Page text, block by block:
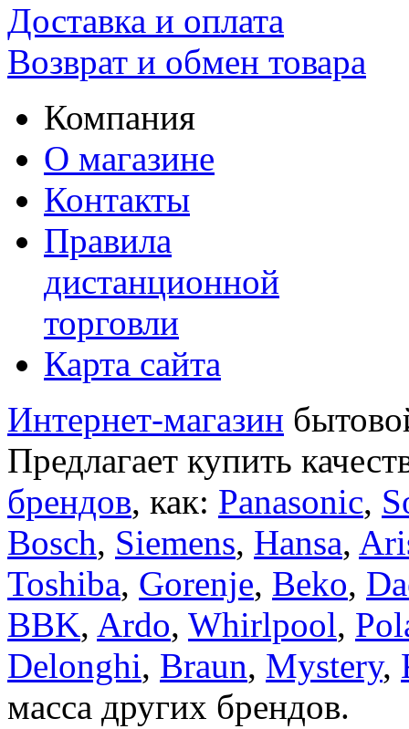
Доставка и оплата
Возврат и обмен товара
Компания
О магазине
Контакты
Правила
дистанционной
торговли
Карта сайта
Интернет-магазин
Предлагает купить
брендов, как: Panasonic,
Bosch, Siemens, Hansa,
Toshiba, Gorenje, Beko,
BBK, Ardo, Whirlpool,
Delonghi, Braun, Mystery,
масса других брендов.